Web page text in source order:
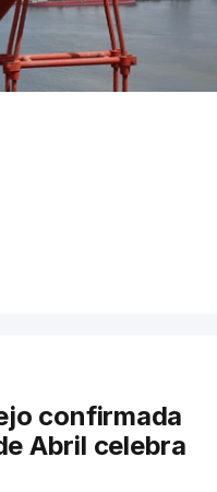
confirmada
Abril celebra